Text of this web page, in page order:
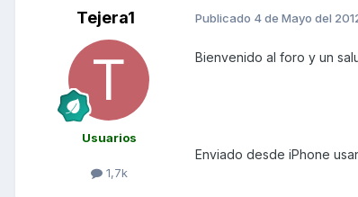
Tejera1
Usuarios
1,7k
Publicado 4 de Mayo del
Bienvenido al foro y un
Enviado desde iPhone